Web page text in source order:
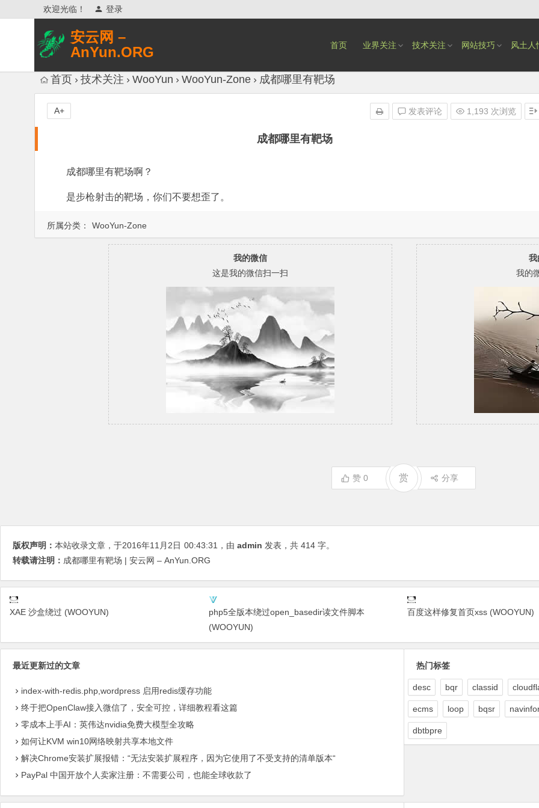
欢迎光临！ 登录
安云网 –
AnYun.ORG
网络安全研究、网络各种猎奇八卦。
首页 业界关注 技术关注 网站技巧 风土人
首页 技术关注 WooYun WooYun-Zone 成都哪里有靶场
成都哪里有靶场
发表评论 1,193 次浏览
A+
所属分类： WooYun-Zone
成都哪里有靶场啊？
是步枪射击的靶场，你们不要想歪了。
我的微信
这是我的微信扫一扫
我
我的
赞 0 赏 分享
版权声明： 本站收录文章，于2016年11月2日 00:43:31 ，由 admin 发表，共 414 字。
转载请注明： 成都哪里有靶场 | 安云网 – AnYun.ORG
XAE 沙盒绕过 (WOOYUN)
php5全版本绕过open_basedir读文件脚本
(WOOYUN)
百度这样修复首页xss (WOOYUN)
最近更新过的文章
index-with-redis.php,wordpress 启用redis缓存功能
终于把OpenClaw接入微信了，安全可控，详细教程看这篇
零成本上手AI：英伟达nvidia免费大模型全攻略
如何让KVM win10网络映射共享本地文件
解决Chrome安装扩展报错：“无法安装扩展程序，因为它使用了不受支持的清单版本“
PayPal 中国开放个人卖家注册：不需要公司，也能全球收款了
热门标签
desc bqr classid
ecms loop bqsr
dbtbpre